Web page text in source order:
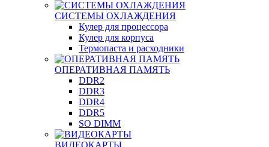
СИСТЕМЫ ОХЛАЖДЕНИЯ
Кулер для процессора
Кулер для корпуса
Термопаста и расходники
ОПЕРАТИВНАЯ ПАМЯТЬ
DDR2
DDR3
DDR4
DDR5
SO DIMM
ВИДЕОКАРТЫ